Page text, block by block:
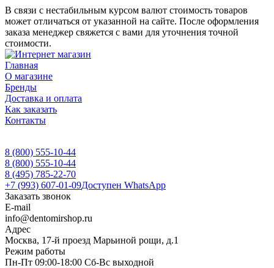
В связи с нестабильным курсом валют стоимость товаров
может отличаться от указанной на сайте. После оформления
заказа менеджер свяжется с вами для уточнения точной
стоимости.
Главная
О магазине
Бренды
Доставка и оплата
Как заказать
Контакты
8 (800) 555-10-44
8 (800) 555-10-44
8 (495) 785-22-70
+7 (993) 607-01-09Доступен WhatsApp
Заказать звонок
E-mail
info@dentomirshop.ru
Адрес
Москва, 17-й проезд Марьиной рощи, д.1
Режим работы
Пн-Пт 09:00-18:00 Сб-Вс выходной